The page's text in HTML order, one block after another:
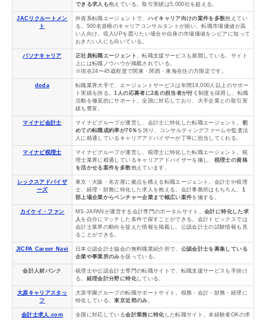
できる求人も抱えている。取引実績は5,000社を超える。
JACリクルートメン
ト
外資系転職エージェントで、 ハイキャリア向けの案件を多数抱えてい
る。500名規模のキャリアコンサルタントが揃い、転職市場価値が高
い人向け。収入UPを図りたい場合や自身の市場価値をシビアに知って
おきたい人にも向いている。
パソナキャリア 正社員転職エージェント 。転職支援サービスも展開している。サイト
上には転職ノウハウが掲載されている。
※現在24〜45歳程度で関東・関西・東海在住の方限定です。
doda
転職業界大手で、エージェントサービスは年間18,000人以上のサポー
ト実績を誇る。1人の応募者に2名の担当者が付く制度を採用し、転職
活動を徹底的にサポート。全国に対応しており、大手企業との取引実
績も豊富。
マイナビ会計士 マイナビグループが運営し、会計士に特化した転職エージェント。 初
めての転職成約率が70％ を誇り、コンサルティングファームや監査法
人に精通しているキャリアアドバイザーが丁寧に担当してくれる。
マイナビ税理士
マイナビグループが運営し、税理士に特化した転職エージェント。税
理士業界に精通しているキャリアアドバイザーを擁し、 税理士の資格
を活かせる案件を多数抱えています。
レックスアドバイザ
ーズ
東京・大阪・名古屋に拠点を構える転職エージェント。会計士や税理
士、経理・財務に特化した求人を抱える。会計事務所はもちろん、 1
部上場企業からベンチャー企業まで幅広い案件を擁する。
カイケイ・ファン MS-JAPANが運営する会計専門のポータルサイト。会計に特化した求
人 を自分にマッチした条件で探すことができる。会計トピックスでは
会計士業界の動向を捉えた情報を掲載し、公認会計士の試験情報も見
ることができる。
JICPA Career Navi 日本公認会計士協会の無料職業紹介所で、 公認会計士を募集している
企業や事業所のみ を扱っている。
会計人材バンク
税理士や公認会計士専門の転職サイトで、転職支援サービスも手掛け
る。 経理会計分野に特化している。
大原キャリアスタッ
フ
大原学園グループの転職サポートサイト。税務・会計・財務・経理に
特化している。東京近郊のみ 。
会計士求人.com 全国に対応している会計業務に特化 した転職サイト。未経験者OKの求